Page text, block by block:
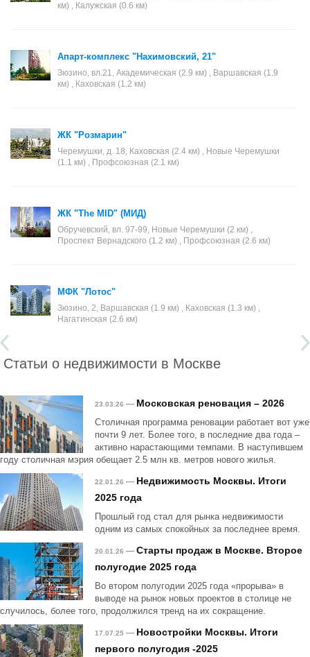
км) , Калужская (0.6 км)
Апарт-комплекс "Нахимовский, 21"
Зюзино, вл.21, Академическая (2.9 км) , Варшавская (1.9
км) , Каховская (1.2 км)
ЖК "Розмарин"
Черемушки, д. 18, Каховская (2.4 км) , Новые Черемушки
(1.1 км) , Профсоюзная (2.1 км)
ЖК "The MID" (МИД)
Обручевский, вл. 97-99, Новые Черемушки (2 км) ,
Проспект Вернадского (1.2 км) , Профсоюзная (2.6 км)
МФК "Лотос"
Зюзино, 2, Варшавская (1.9 км) , Каховская (1.3 км) ,
Нагатинская (2.6 км)
Статьи о недвижимости в Москве
23.03.26 — Московская реновация – 2026
Столичная программа реновации работает вот уже
почти 9 лет. Более того, в последние два года –
активно нарастающими темпами. В наступившем
году столичная мэрия обещает 2.5 млн кв. метров нового жилья.
22.01.26 — Недвижимость Москвы. Итоги
2025 года
Прошлый год стал для рынка недвижимости
одним из самых спокойных за последнее время.
20.01.26 — Старты продаж в Москве. Второе
полугодие 2025 года
Во втором полугодии 2025 года «прорыва» в
выводе на рынок новых проектов в столице не
случилось, более того, продолжился тренд на их сокращение.
17.07.25 — Новостройки Москвы. Итоги
первого полугодия -2025